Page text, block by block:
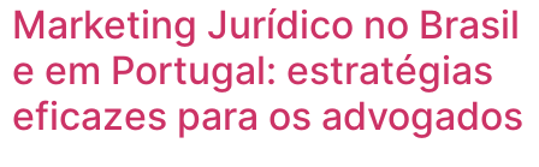
Marketing Jurídico no Brasil
e em Portugal: estratégias
eficazes para os advogados